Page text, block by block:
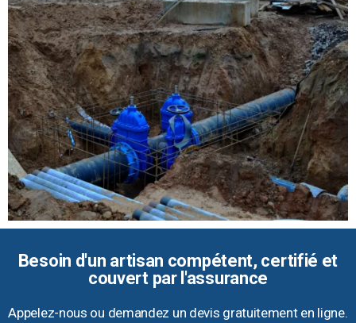
Besoin d'un artisan compétent, certifié et
couvert par l'assurance
Appelez-nous ou demandez un devis gratuitement en ligne.